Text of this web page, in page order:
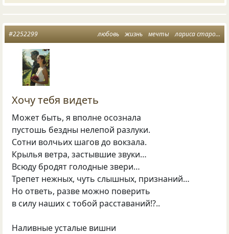
любовь жизнь мечты лариса стародубец
#2252299
Хочу тебя видеть
Может быть, я вполне осознала
пустошь бездны нелепой разлуки.
Сотни волчьих шагов до вокзала.
Крылья ветра, застывшие звуки…
Всюду бродят голодные звери…
Трепет нежных, чуть слышных, признаний…
Но ответь, разве можно поверить
в силу наших с тобой расставаний!?..
Наливные усталые вишни